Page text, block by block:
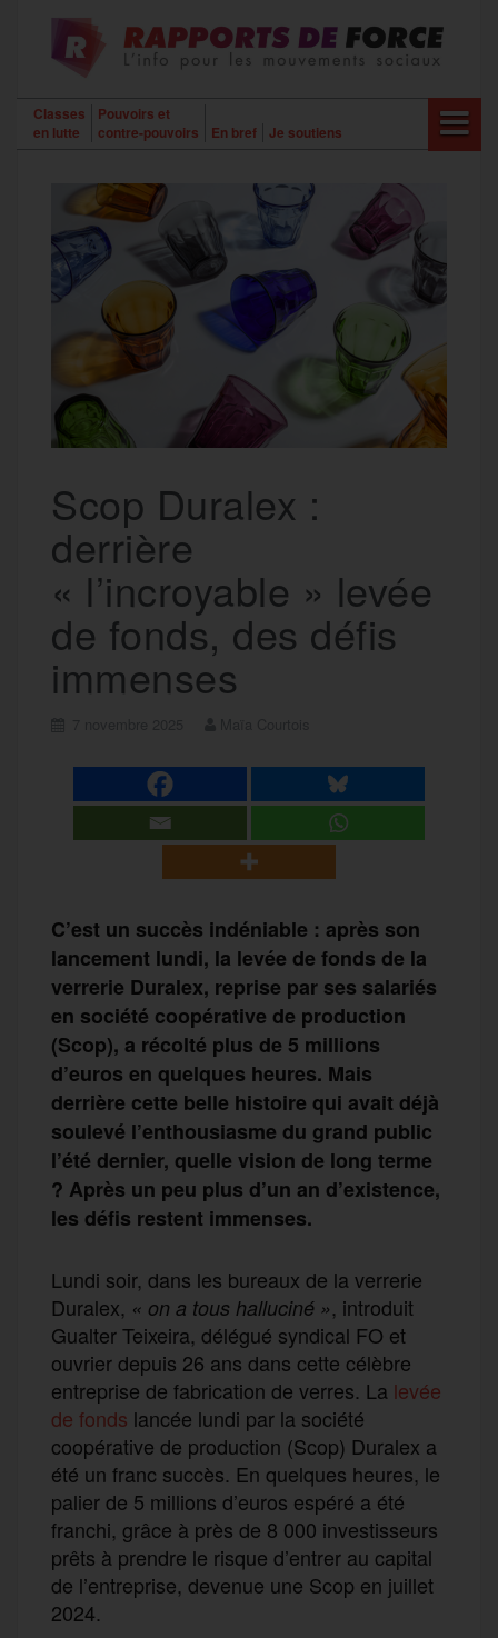
contenu
Classes
en lutte
Pouvoirs et
contre-pouvoirs
En bref Je soutiens
Scop Duralex :
derrière
« l’incroyable » levée
de fonds, des défis
immenses
C’est un succès indéniable : après son
lancement lundi, la levée de fonds de la
verrerie Duralex, reprise par ses salariés
en société coopérative de production
(Scop), a récolté plus de 5 millions
d’euros en quelques heures. Mais
derrière cette belle histoire qui avait déjà
soulevé l’enthousiasme du grand public
l’été dernier, quelle vision de long terme
? Après un peu plus d’un an d’existence,
les défis restent immenses.
Lundi soir, dans les bureaux de la verrerie
Duralex, « on a tous halluciné », introduit
Gualter Teixeira, délégué syndical FO et
ouvrier depuis 26 ans dans cette célèbre
entreprise de fabrication de verres. La levée
de fonds lancée lundi par la société
coopérative de production (Scop) Duralex a
été un franc succès. En quelques heures, le
palier de 5 millions d’euros espéré a été
franchi, grâce à près de 8 000 investisseurs
prêts à prendre le risque d’entrer au capital
de l’entreprise, devenue une Scop en juillet
2024.